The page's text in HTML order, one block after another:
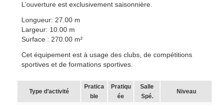
L’ouverture est exclusivement saisonnière.
Longueur: 27.00 m
Largeur: 10.00 m
Surface : 270.00 m²
Cet équipement est à usage des clubs, de compétitions
sportives et de formations sportives.
Type d’activité
Pratica
ble
Pratiqu
ée
Salle
Spé.
Niveau